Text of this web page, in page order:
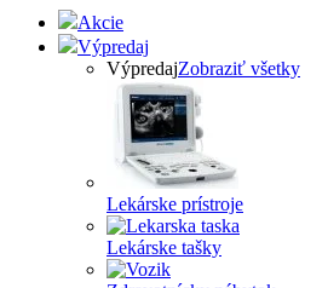
Akcie
Výpredaj
VýpredajZobraziť všetky
Lekárske prístroje
Lekárske tašky